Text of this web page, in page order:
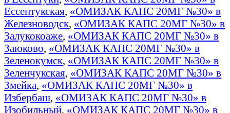
Ессентукская, «ОМИЗАК КАПС 20МГ №30» в
Железноводск, «ОМИЗАК КАПС 20МГ №30» в
Залукокоаже, «ОМИЗАК КАПС 20МГ №30» в
Заюково, «ОМИЗАК КАПС 20МГ №30» в
Зеленокумск, «ОМИЗАК КАПС 20МГ №30» в
Зеленчукская, «ОМИЗАК КАПС 20МГ №30» в
Змейка, «ОМИЗАК КАПС 20МГ №30» в
Избербаш, «ОМИЗАК КАПС 20МГ №30» в
Изобильный, «ОМИЗАК КАПС 20МГ №30» в